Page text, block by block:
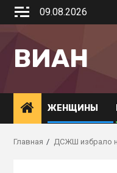
09.08.2026
ВИАН
ЖЕНЩИНЫ
Главная ДСЖШ избрало